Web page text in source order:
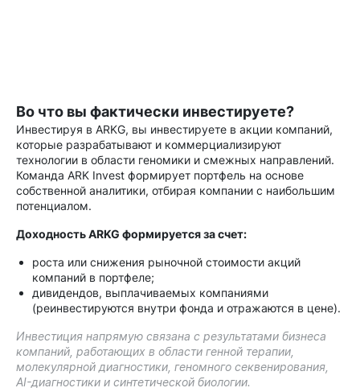
Во что вы фактически инвестируете?
Инвестируя в ARKG, вы инвестируете в акции компаний,
которые разрабатывают и коммерциализируют
технологии в области геномики и смежных направлений.
Команда ARK Invest формирует портфель на основе
собственной аналитики, отбирая компании с наибольшим
потенциалом.
Доходность ARKG формируется за счет:
роста или снижения рыночной стоимости акций
компаний в портфеле;
дивидендов, выплачиваемых компаниями
(реинвестируются внутри фонда и отражаются в цене).
Инвестиция напрямую связана с результатами бизнеса
компаний, работающих в области генной терапии,
молекулярной диагностики, геномного секвенирования,
AI-диагностики и синтетической биологии.